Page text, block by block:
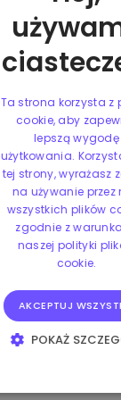
Ta strona korzysta z
cookie, aby
lepszą wygodę
użytkowania.
tej strony, wyrażasz
na używanie przez
wszystkich plików
zgodnie z
naszej polityki
cookie.
AKCEPTUJ
POKAŻ